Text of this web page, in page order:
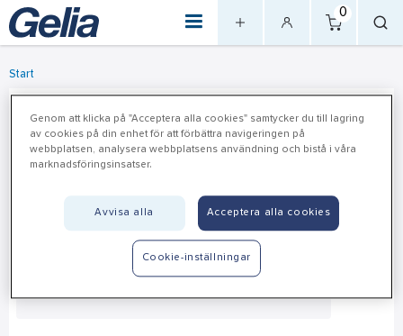
0
Start
Login
Logga in med de användaruppgifter du har fått från Gelia.
Genom att klicka på "Acceptera alla cookies" samtycker du till lagring
av cookies på din enhet för att förbättra navigeringen på
webbplatsen, analysera webbplatsens användning och bistå i våra
marknadsföringsinsatser.
Avvisa alla Acceptera alla cookies
Cookie-inställningar